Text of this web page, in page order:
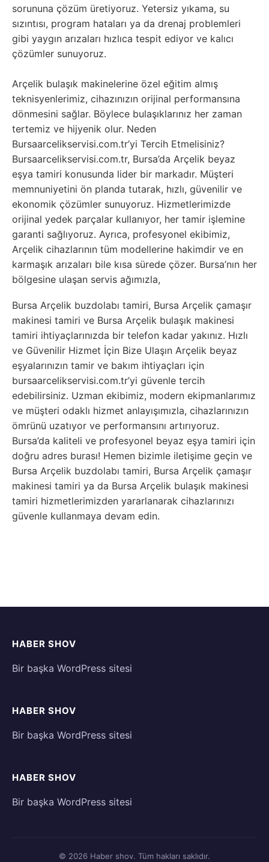
sorununa çözüm üretiyoruz. Yetersiz yıkama, su
sızıntısı, program hataları ya da drenaj problemleri
gibi yaygın arızaları hızlıca tespit ediyor ve kalıcı
çözümler sunuyoruz.
Arçelik bulaşık makinelerine özel eğitim almış
teknisyenlerimiz, cihazınızın orijinal performansına
dönmesini sağlar. Böylece bulaşıklarınız her zaman
tertemiz ve hijyenik olur. Neden
Bursaarcelikservisi.com.tr’yi Tercih Etmelisiniz?
Bursaarcelikservisi.com.tr, Bursa’da Arçelik beyaz
eşya tamiri konusunda lider bir markadır. Müşteri
memnuniyetini ön planda tutarak, hızlı, güvenilir ve
ekonomik çözümler sunuyoruz. Hizmetlerimizde
orijinal yedek parçalar kullanıyor, her tamir işlemine
garanti sağlıyoruz. Ayrıca, profesyonel ekibimiz,
Arçelik cihazlarının tüm modellerine hakimdir ve en
karmaşık arızaları bile kısa sürede çözer. Bursa’nın her
bölgesine ulaşan servis ağımızla,
Bursa Arçelik buzdolabı tamiri, Bursa Arçelik çamaşır
makinesi tamiri ve Bursa Arçelik bulaşık makinesi
tamiri ihtiyaçlarınızda bir telefon kadar yakınız. Hızlı
ve Güvenilir Hizmet İçin Bize Ulaşın Arçelik beyaz
eşyalarınızın tamir ve bakım ihtiyaçları için
bursaarcelikservisi.com.tr’yi güvenle tercih
edebilirsiniz. Uzman ekibimiz, modern ekipmanlarımız
ve müşteri odaklı hizmet anlayışımızla, cihazlarınızın
ömrünü uzatıyor ve performansını artırıyoruz.
Bursa’da kaliteli ve profesyonel beyaz eşya tamiri için
doğru adres burası! Hemen bizimle iletişime geçin ve
Bursa Arçelik buzdolabı tamiri, Bursa Arçelik çamaşır
makinesi tamiri ya da Bursa Arçelik bulaşık makinesi
tamiri hizmetlerimizden yararlanarak cihazlarınızı
güvenle kullanmaya devam edin.
HABER SHOV
Bir başka WordPress sitesi
HABER SHOV
Bir başka WordPress sitesi
HABER SHOV
Bir başka WordPress sitesi
© 2026 Haber shov. Tüm hakları saklıdır.